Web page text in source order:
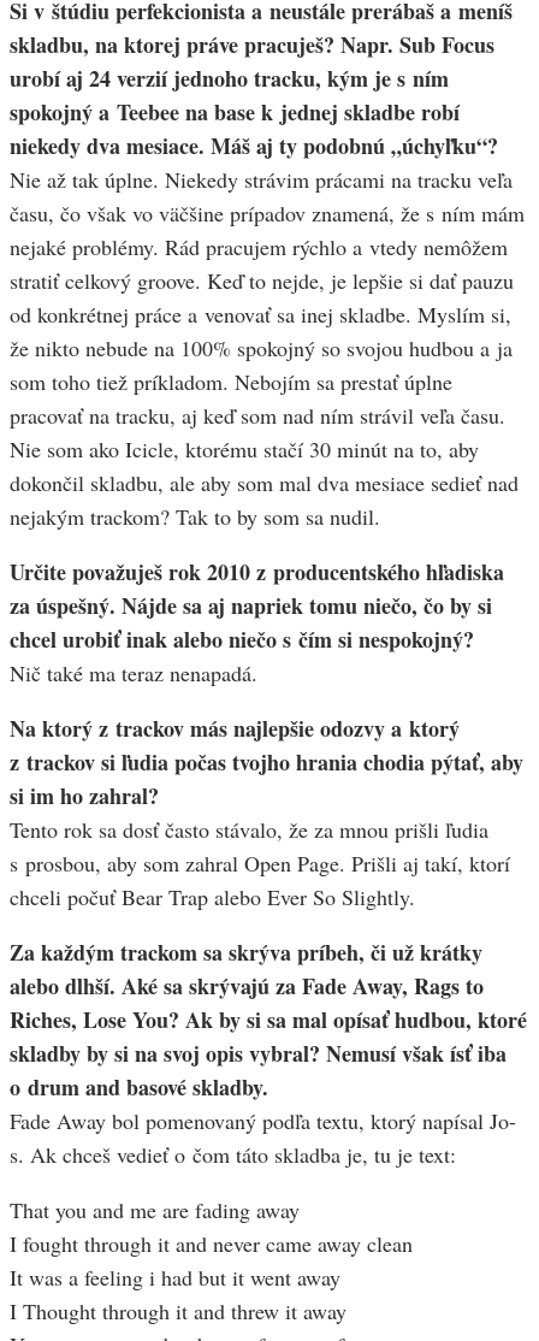
Si v štúdiu perfekcionista a neustále prerábaš a meníš
skladbu, na ktorej práve pracuješ? Napr. Sub Focus
urobí aj 24 verzií jednoho tracku, kým je s ním
spokojný a Teebee na base k jednej skladbe robí
niekedy dva mesiace. Máš aj ty podobnú „úchyľku“?
Nie až tak úplne. Niekedy strávim prácami na tracku veľa
času, čo však vo väčšine prípadov znamená, že s ním mám
nejaké problémy. Rád pracujem rýchlo a vtedy nemôžem
stratiť celkový groove. Keď to nejde, je lepšie si dať pauzu
od konkrétnej práce a venovať sa inej skladbe. Myslím si,
že nikto nebude na 100% spokojný so svojou hudbou a ja
som toho tiež príkladom. Nebojím sa prestať úplne
pracovať na tracku, aj keď som nad ním strávil veľa času.
Nie som ako Icicle, ktorému stačí 30 minút na to, aby
dokončil skladbu, ale aby som mal dva mesiace sedieť nad
nejakým trackom? Tak to by som sa nudil.
Určite považuješ rok 2010 z producentského hľadiska
za úspešný. Nájde sa aj napriek tomu niečo, čo by si
chcel urobiť inak alebo niečo s čím si nespokojný?
Nič také ma teraz nenapadá.
Na ktorý z trackov más najlepšie odozvy a ktorý
z trackov si ľudia počas tvojho hrania chodia pýtať, aby
si im ho zahral?
Tento rok sa dosť často stávalo, že za mnou prišli ľudia
s prosbou, aby som zahral Open Page. Prišli aj takí, ktorí
chceli počuť Bear Trap alebo Ever So Slightly.
Za každým trackom sa skrýva príbeh, či už krátky
alebo dlhší. Aké sa skrývajú za Fade Away, Rags to
Riches, Lose You? Ak by si sa mal opísať hudbou, ktoré
skladby by si na svoj opis vybral? Nemusí však ísť iba
o drum and basové skladby.
Fade Away bol pomenovaný podľa textu, ktorý napísal Jo-
s. Ak chceš vedieť o čom táto skladba je, tu je text:
That you and me are fading away
I fought through it and never came away clean
It was a feeling i had but it went away
I Thought through it and threw it away